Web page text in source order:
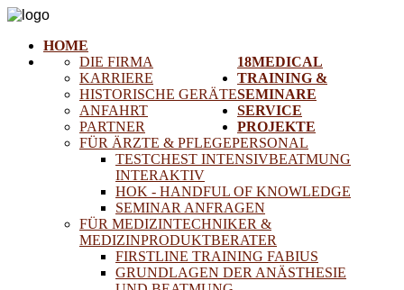
HOME
18MEDICAL
DIE FIRMA
KARRIERE
HISTORISCHE GERÄTE
ANFAHRT
PARTNER
TRAINING &
SEMINARE
FÜR ÄRZTE & PFLEGEPERSONAL
TESTCHEST INTENSIVBEATMUNG
INTERAKTIV
HOK - HANDFUL OF KNOWLEDGE
SEMINAR ANFRAGEN
FÜR MEDIZINTECHNIKER &
MEDIZINPRODUKTBERATER
FIRSTLINE TRAINING FABIUS
GRUNDLAGEN DER ANÄSTHESIE
SERVICE
PROJEKTE